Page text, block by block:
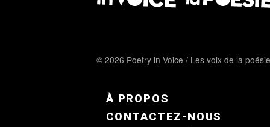
© 2026 Poetry in Voice / Les voix de la poésie
FOOTER MENU FR
À PROPOS
CONTACTEZ-NOUS